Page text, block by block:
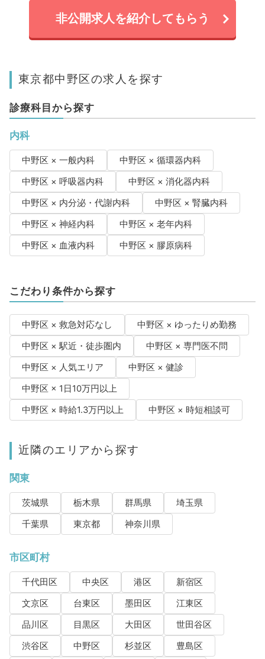
非公開求人を紹介してもらう
東京都中野区の求人を探す
診療科目から探す
内科
中野区 × 一般内科
中野区 × 循環器内科
中野区 × 呼吸器内科
中野区 × 消化器内科
中野区 × 内分泌・代謝内科
中野区 × 腎臓内科
中野区 × 神経内科
中野区 × 老年内科
中野区 × 血液内科
中野区 × 膠原病科
こだわり条件から探す
中野区 × 救急対応なし
中野区 × ゆったりめ勤務
中野区 × 駅近・徒歩圏内
中野区 × 専門医不問
中野区 × 人気エリア
中野区 × 健診
中野区 × 1日10万円以上
中野区 × 時給1.3万円以上
中野区 × 時短相談可
近隣のエリアから探す
関東
茨城県 栃木県 群馬県
埼玉県
千葉県
東京都 神奈川県
市区町村
千代田区 中央区 港区
新宿区
文京区
台東区 墨田区
江東区
品川区
目黒区 大田区
世田谷区
渋谷区
中野区 杉並区
豊島区